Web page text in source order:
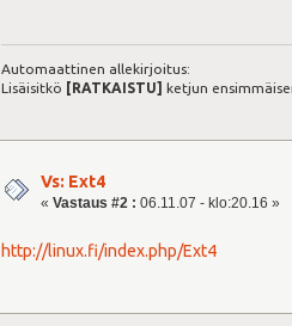
Automaattinen allekirjoitus:
Lisäisitkö [RATKAISTU] ketjun
Vs: Ext4
«Vastaus #2 : 06.11.07 - klo:20.16 »
http://linux.fi/index.php/Ext4